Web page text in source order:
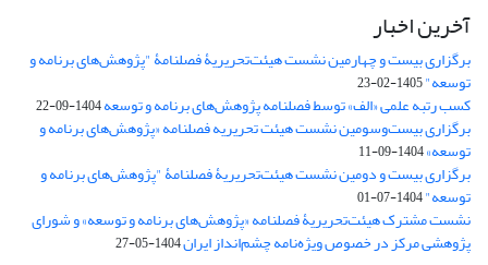
آخرین اخبار
برگزاری بیست و چهارمین نشست هیئت‌تحریریۀ فصلنامۀ "پژوهش‌های برنامه و
توسعه"1405-02-23
کسب رتبه علمی «الف» توسط فصلنامه پژوهش‌های برنامه و توسعه1404-09-22
برگزاری بیست‌وسومین نشست هیئت‌ تحریریه فصلنامه «پژوهش‌های برنامه و
توسعه»1404-09-11
برگزاری بیست و دومین نشست هیئت‌تحریریۀ فصلنامۀ "پژوهش‌های برنامه و
توسعه"1404-07-01
نشست مشترک هیئت‌تحریریۀ فصلنامه «پژوهش‌های برنامه و توسعه» و شورای
پژوهشی مرکز در خصوص ویژه‌نامه چشم‌انداز ایران1404-05-27